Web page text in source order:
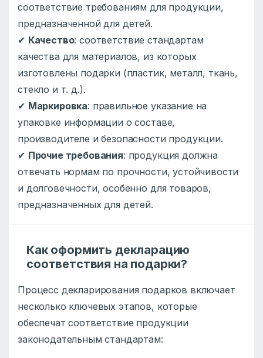
соответствие требованиям для продукции,
предназначенной для детей.
✔ Качество: соответствие стандартам
качества для материалов, из которых
изготовлены подарки (пластик, металл, ткань,
стекло и т. д.).
✔ Маркировка: правильное указание на
упаковке информации о составе,
производителе и безопасности продукции.
✔ Прочие требования: продукция должна
отвечать нормам по прочности, устойчивости
и долговечности, особенно для товаров,
предназначенных для детей.
Как оформить декларацию
соответствия на подарки?
Процесс декларирования подарков включает
несколько ключевых этапов, которые
обеспечат соответствие продукции
законодательным стандартам: